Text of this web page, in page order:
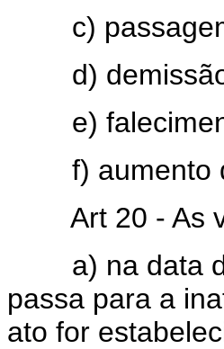
c) passagem
d)
e)
f) aumento
Art 20 - As
a) na data da
passa para a
ato for